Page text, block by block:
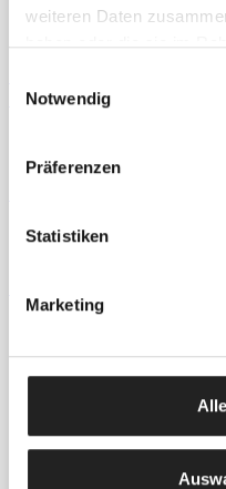
weiteren Daten
haben oder die sie im
Notwendig
Präferenzen
Statistiken
Marketing
Caparol
deiner Nähe
Farben, Lacke &
Spachtelmassen &